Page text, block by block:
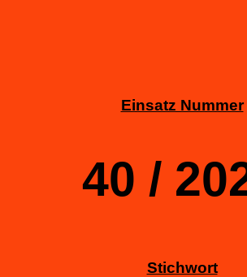
Einsatz Nummer
40 /
Stichwort